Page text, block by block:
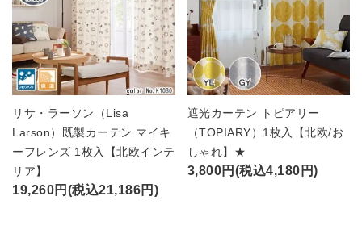
リサ・ラーソン（Lisa
Larson）既製カーテン マイキ
ーフレンズ 1枚入【北欧インテ
リア】
19,260円(税込21,186円)
遮光カーテン トピアリー
（TOPIARY）1枚入【北欧/お
しゃれ】★
3,800円(税込4,180円)